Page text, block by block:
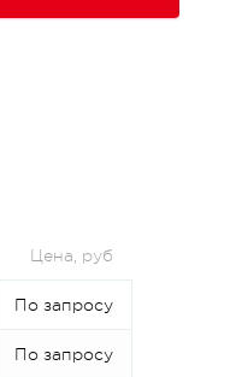
Цена, руб
По запросу
По запросу